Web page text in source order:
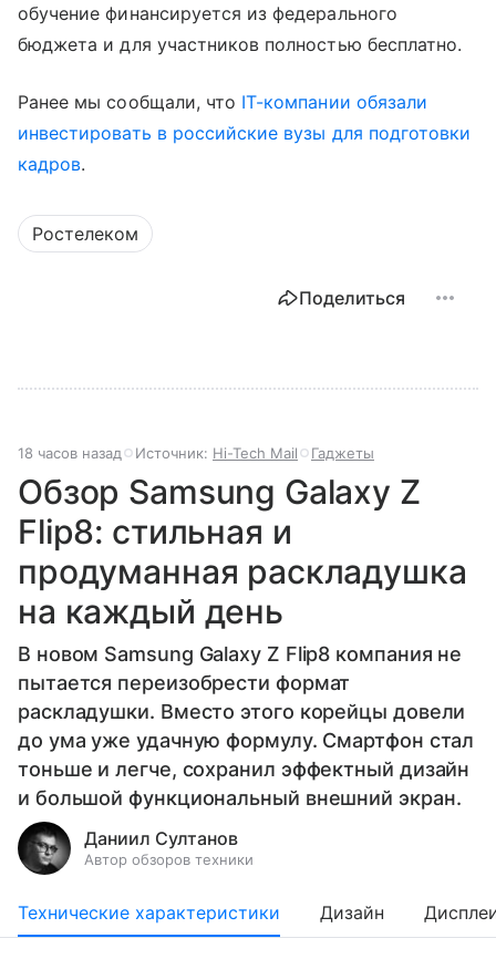
обучение финансируется из федерального
бюджета и для участников полностью бесплатно.
Ранее мы сообщали, что IT-компании обязали
инвестировать в российские вузы для подготовки
кадров.
Ростелеком
Поделиться
18 часов назад Источник: Hi-Tech Mail Гаджеты
Обзор Samsung Galaxy Z
Flip8: стильная и
продуманная раскладушка
на каждый день
В новом Samsung Galaxy Z Flip8 компания не
пытается переизобрести формат
раскладушки. Вместо этого корейцы довели
до ума уже удачную формулу. Смартфон стал
тоньше и легче, сохранил эффектный дизайн
и большой функциональный внешний экран.
Даниил Султанов
Автор обзоров техники
Технические характеристики Дизайн